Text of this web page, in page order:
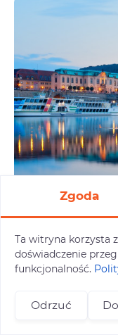
Drezno +
Weekend w
19.09.2026 -
Zgoda
Ta witryna korzysta
doświadczenie
funkcjonalność.
Odrzuć